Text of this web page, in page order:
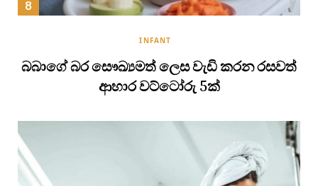
INFANT
බබාගේ බර සෞඛ්‍යමත් ලෙස වැඩි කරන රසවත්
ආහාර වට්ටෝරු 5ක්